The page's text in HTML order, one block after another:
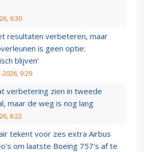
9:30
resultaten verbeteren, maar
is geen optie:
blijven’
2026, 9:29
verbetering zien in tweede
maar de weg is nog lang
8:22
tekent voor zes extra Airbus
om laatste Boeing 757's af te